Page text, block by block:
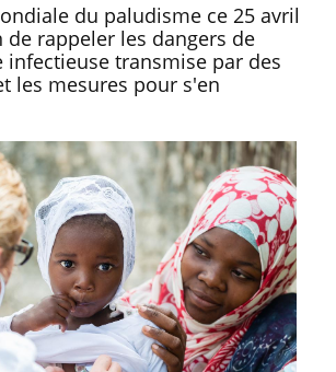
du paludisme ce 25 avril
de rappeler les dangers de
infectieuse transmise par des
les mesures pour s'en